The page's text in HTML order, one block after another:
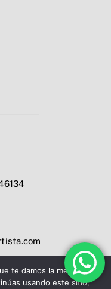
te damos la mejor
usando este sitio,